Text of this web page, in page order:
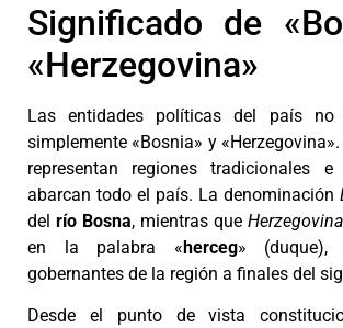
Significado de
«Herzegovina»
Las entidades políticas del país no
simplemente «Bosnia» y
representan regiones tradicionales
abarcan todo el país. La denominación
del río Bosna, mientras que Herzegovina
en la palabra «herceg»
gobernantes de la región a finales del
Desde el punto de vista